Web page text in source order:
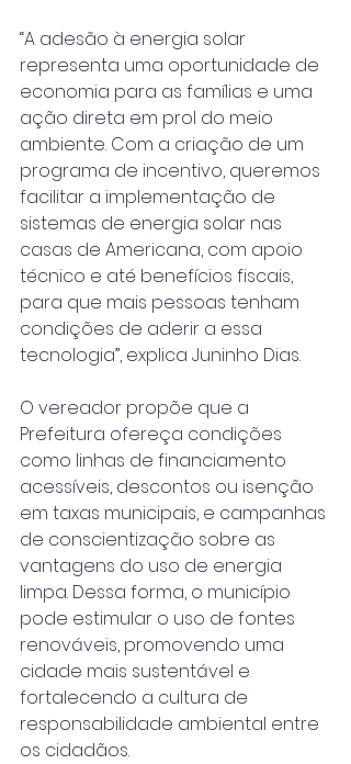
“A adesão à energia solar
representa uma oportunidade de
economia para as famílias e uma
ação direta em prol do meio
ambiente. Com a criação de um
programa de incentivo, queremos
facilitar a implementação de
sistemas de energia solar nas
casas de Americana, com apoio
técnico e até benefícios fiscais,
para que mais pessoas tenham
condições de aderir a essa
tecnologia”, explica Juninho Dias.
O vereador propõe que a
Prefeitura ofereça condições
como linhas de financiamento
acessíveis, descontos ou isenção
em taxas municipais, e campanhas
de conscientização sobre as
vantagens do uso de energia
limpa. Dessa forma, o município
pode estimular o uso de fontes
renováveis, promovendo uma
cidade mais sustentável e
fortalecendo a cultura de
responsabilidade ambiental entre
os cidadãos.